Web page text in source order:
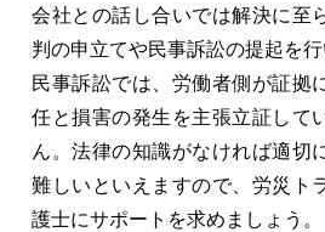
会社との話し合いでは解決に至
判の申立てや民事訴訟の提起を行
民事訴訟では、労働者側が証拠
任と損害の発生を主張立証して
ん。法律の知識がなければ適切
難しいといえますので、労災ト
護士にサポートを求めましょう。